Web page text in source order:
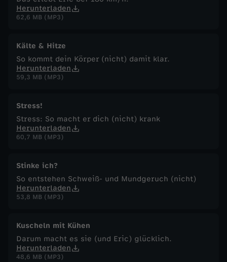
Herunterladen
62,6 MB (MP3)
Kälte & Hitze
So kommt dein Körper (nicht) damit klar.
Herunterladen
59,3 MB (MP3)
Stress!
Stress: So macht er dich (nicht) krank
Herunterladen
60,7 MB (MP3)
Stinke ich?
So entstehen Schweiß- und Mundgeruch (nicht)
Herunterladen
53,8 MB (MP3)
Kuscheln mit Kühen
Darum macht es sie (und Eric) glücklich.
Herunterladen
48,6 MB (MP3)